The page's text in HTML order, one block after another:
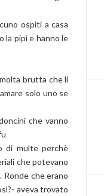
ospiti a casa
la pipì e hanno le
brutta che li
solo uno se
che vanno
di multe perchè
che potevano
che erano
aveva trovato